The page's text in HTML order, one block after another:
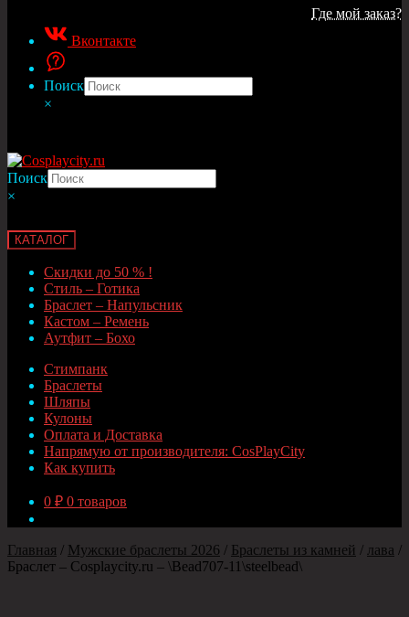
Где мой заказ?
Вконтакте
Поиск
×
Поиск
×
КАТАЛОГ
Скидки до 50 % !
Стиль – Готика
Браслет – Напульсник
Кастом – Ремень
Аутфит – Бохо
Стимпанк
Браслеты
Шляпы
Кулоны
Оплата и Доставка
Напрямую от производителя: CosPlayCity
Как купить
0 ₽ 0 товаров
Главная / Мужские браслеты 2026 / Браслеты из камней / лава /
Браслет – Cosplaycity.ru – \Bead707-11\steelbead\